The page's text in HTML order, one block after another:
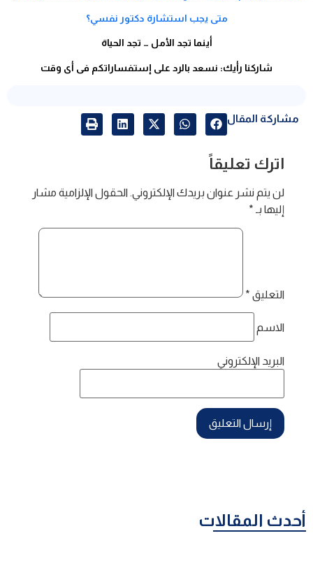
متى يجب استشارة دكتور نفسي؟
أينما تجد الأمل … تجد الحياة
شاركنا رأيك: نسعد بالرد على إستفساراتكم فى أى وقت
مشاركة المقال
اترك تعليقاً
لن يتم نشر عنوان بريدك الإلكتروني. الحقول الإلزامية مشار
إليها بـ *
التعليق *
الاسم
البريد الإلكتروني
أحدث المقالات